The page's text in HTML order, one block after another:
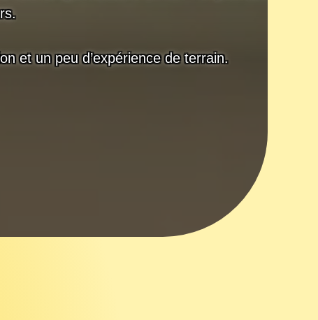
et un peu d’expérience de terrain.